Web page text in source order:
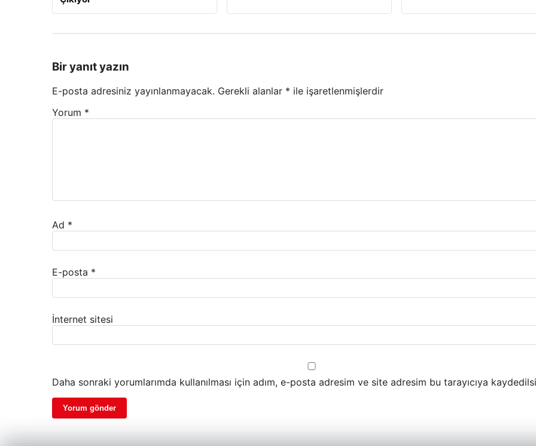
Bir yanıt yazın
E-posta adresiniz yayınlanmayacak. Gerekli alanlar * ile işaretlenmişlerdir
Yorum *
Ad *
E-posta *
İnternet sitesi
Daha sonraki yorumlarımda kullanılması için adım, e-posta adresim ve site adresim bu tarayıcıya